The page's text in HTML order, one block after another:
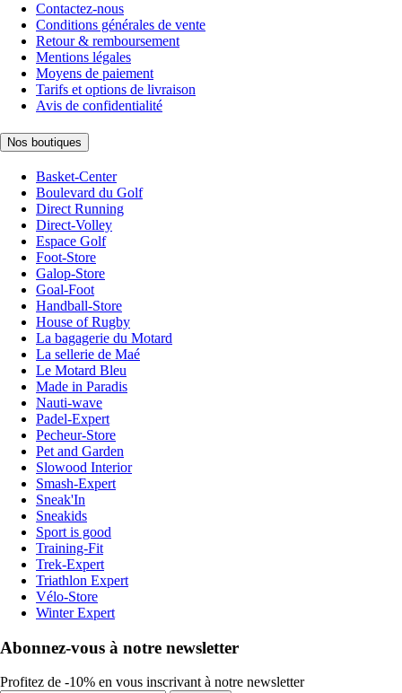
Contactez-nous
Conditions générales de vente
Retour & remboursement
Mentions légales
Moyens de paiement
Tarifs et options de livraison
Avis de confidentialité
Nos boutiques
Basket-Center
Boulevard du Golf
Direct Running
Direct-Volley
Espace Golf
Foot-Store
Galop-Store
Goal-Foot
Handball-Store
House of Rugby
La bagagerie du Motard
La sellerie de Maé
Le Motard Bleu
Made in Paradis
Nauti-wave
Padel-Expert
Pecheur-Store
Pet and Garden
Slowood Interior
Smash-Expert
Sneak'In
Sneakids
Sport is good
Training-Fit
Trek-Expert
Triathlon Expert
Vélo-Store
Winter Expert
Abonnez-vous à notre newsletter
Profitez de -10% en vous inscrivant à notre newsletter